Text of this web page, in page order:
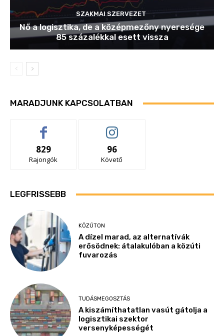
SZAKMAI SZERVEZET
Nő a logisztika, de a középmezőny nyeresége
85 százalékkal esett vissza
MARADJUNK KAPCSOLATBAN
829
Rajongók
96
Követő
LEGFRISSEBB
KÖZÚTON
A dízel marad, az alternatívák
erősödnek: átalakulóban a közúti
fuvarozás
TUDÁSMEGOSZTÁS
A kiszámíthatatlan vasút gátolja a
logisztikai szektor
versenyképességét